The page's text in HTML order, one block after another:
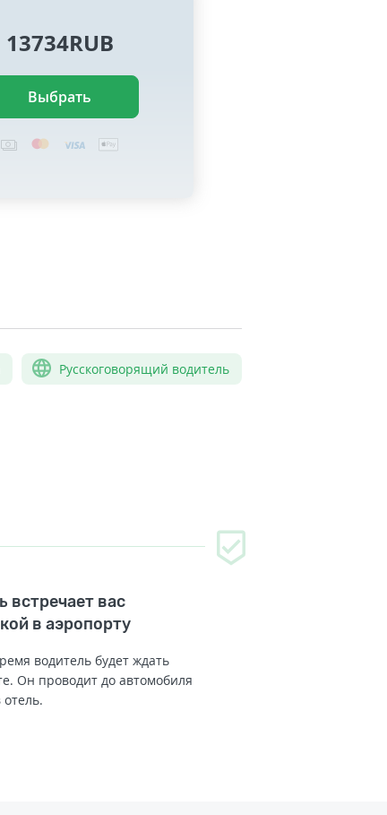
13734RUB
Выбрать
Русскоговорящий водитель
встречает вас
в аэропорту
водитель будет ждать
Он проводит до автомобиля
отель.